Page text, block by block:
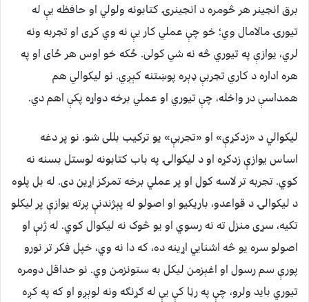
برق انجینر هر څومره د انجینرۍ کتابونه ولولي او حافظه يې له
تیورۍ مالامال وي؛ خو چې عملي کار يې نه وي کړی او تجربه ونه
لري، یوازې په تیوري څه نه شي کولی. ځکه خو اوس هر ځای او په
هره اداره د کاري تجربې ډېره پوښتنه کېږي. نو لیکوالي هم
همداسې در واخله، چې تیوري او عملي برخه دواړه پکې اهم دي.
لیکوالي د «زدکړې» او «تجربې» یو ترکیب بللی شو. نو پر دغه
اساس یوازې زدکړه او د لیکوالۍ په باب کتابونه لوستل بسنه نه
کوي. تجربه تر لاسه کول او پر عملي برخه تمرکز اړین دی. له بل پلوه
د لیکوالۍ د قواعدو، باریکیو او اصولو له پېژندنې پرته يوازې پر لیکلو
تکیه، سړی منزل ته نه رسوي او یو څوک نه لیکوال کوي. له ژبې او
اصولو سره یو څه اشنايي اړینه ده، که دا نه وي، خپل فکر تر نورو
پورې سم رسول او اغېزمن لیکل به ستونزمن وي. نو حداقل دومره
تیوري باید ولرو، چې په رڼا کې يې له ګړنګه ونه لوېږو او که په کږه